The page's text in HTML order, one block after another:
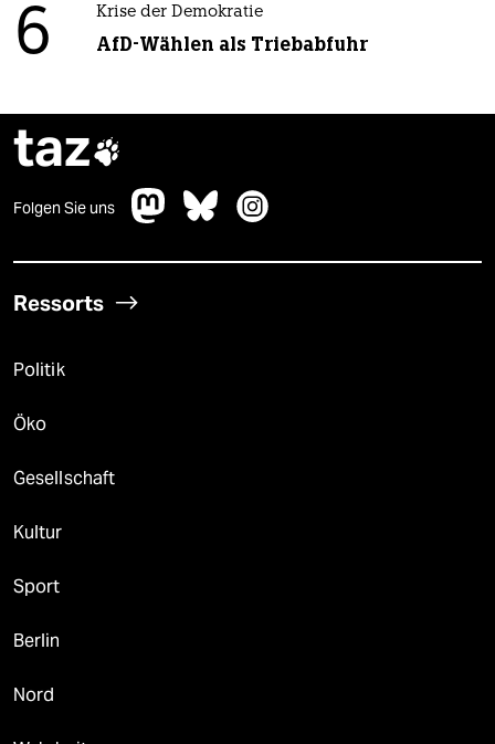
6 Krise der Demokratie
AfD-Wählen als Triebabfuhr
taz
Folgen Sie uns
Ressorts
Politik
Öko
Gesellschaft
Kultur
Sport
Berlin
Nord